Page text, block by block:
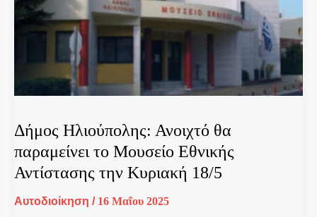
Δήμος Ηλιούπολης: Ανοιχτό θα
παραμείνει το Μουσείο Εθνικής
Αντίστασης την Κυριακή 18/5
Αυτοδιοίκηση / 16 Μαΐου 2025